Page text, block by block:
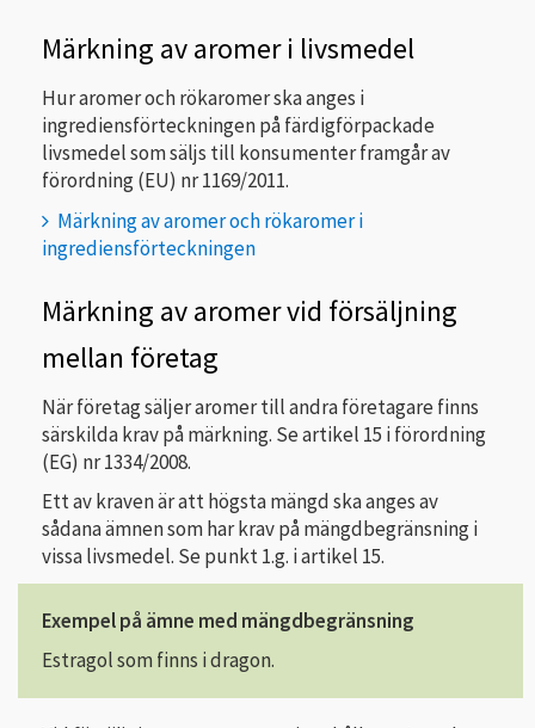
Märkning av aromer i livsmedel
Hur aromer och rökaromer ska anges i
ingrediensförteckningen på färdigförpackade
livsmedel som säljs till konsumenter framgår av
förordning (EU) nr 1169/2011.
Märkning av aromer och rökaromer i
ingrediensförteckningen
Märkning av aromer vid försäljning
mellan företag
När företag säljer aromer till andra företagare finns
särskilda krav på märkning. Se artikel 15 i förordning
(EG) nr 1334/2008.
Ett av kraven är att högsta mängd ska anges av
sådana ämnen som har krav på mängdbegränsning i
vissa livsmedel. Se punkt 1.g. i artikel 15.
Exempel på ämne med mängdbegränsning
Estragol som finns i dragon.